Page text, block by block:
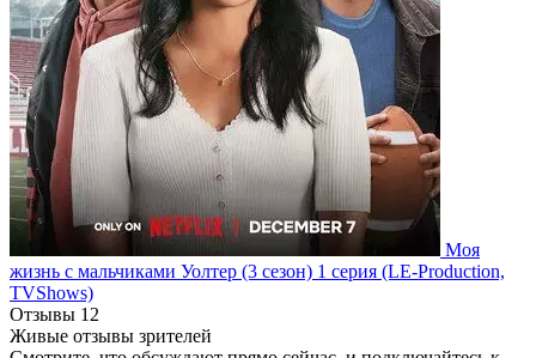
Моя
жизнь с мальчиками Уолтер (3 сезон) 1 серия (LE-Production,
TVShows)
Отзывы 12
Живые отзывы зрителей